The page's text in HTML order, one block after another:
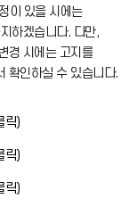
이 있을 시에는
하겠습니다. 다만,
경 시에는 고지를
확인하실 수 있습니다.
릭)알
(
아
릭)알
(
릭)알